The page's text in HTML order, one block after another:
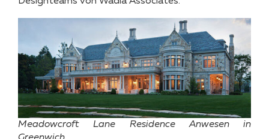
Meadowcroft Lane Residence Anwesen in